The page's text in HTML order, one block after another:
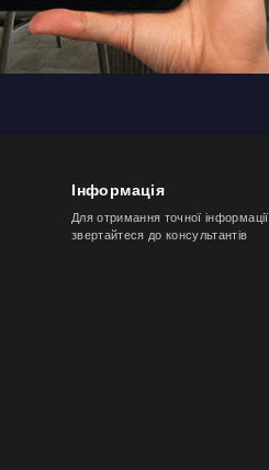
Інформація
Для отримання точної інформації
звертайтеся до консультантів